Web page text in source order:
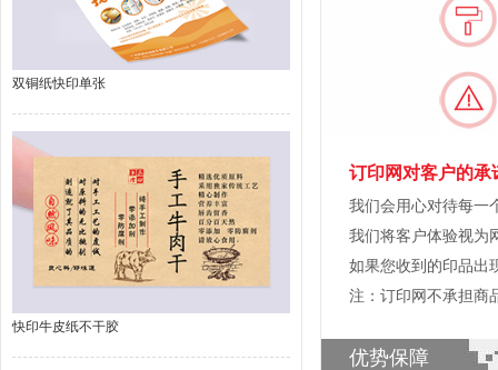
双铜纸快印单张
快印牛皮纸不干胶
订印网对客户的承
我们会用心对待每一
我们将客户体验视为
如果您收到的印品出
注：订印网不承担商
优势保障